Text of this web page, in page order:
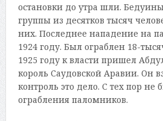
остановки до утра шли.
группы из десятков тысяч
них. Последнее нападение на
1924 году. Был ограблен 18-
1925 году к власти пришел
король Саудовской Аравии. Он
контроль это дело. С тех пор не
ограбления паломников.